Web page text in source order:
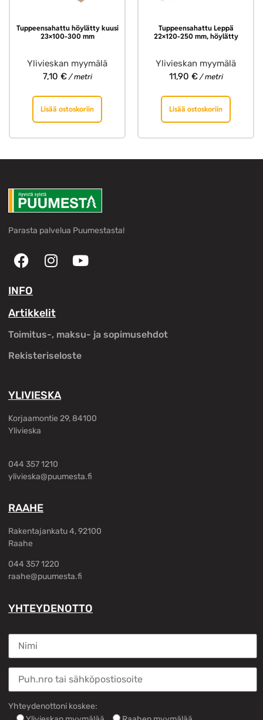
Tuppeensahattu höylätty kuusi
23×100-300 mm
Ylivieskan myymälä
7,10 €/ metri
Lisää ostoskoriin
Tuppeensahattu Leppä
22×120-250 mm, höylätty
Ylivieskan myymälä
11,90 €/ metri
Lisää ostoskoriin
Parasta palvelua Puumestasta!
INFO
Artikkelit
Toimitus-, maksu- ja sopimusehdot
Rekisteriseloste
YLIVIESKA
Korjaamontie 29, 84100
Ylivieska
044 357 1210
ylivieska@puumesta.fi
RAAHE
Rakentajankatu 4, 92100
Raahe
044 357 1220
raahe@puumesta.fi
YHTEYDENOTTO
Yhteydenottoni koskee: